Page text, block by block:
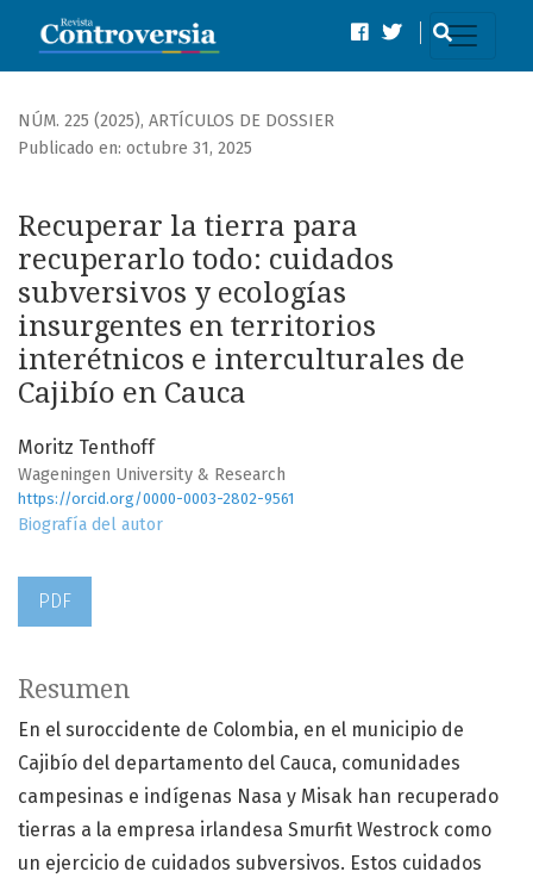
Recuperar la tierra para recuperarlo todo: cuidados
NÚM. 225 (2025), ARTÍCULOS DE DOSSIER
Recuperar la tierra para
recuperarlo todo: cuidados
subversivos y ecologías
insurgentes en territorios
interétnicos e interculturales de
Cajibío en Cauca
Publicado en: octubre 31, 2025
Moritz Tenthoff
Wageningen University & Research
https://orcid.org/0000-0003-2802-9561
Biografía del autor
PDF
Resumen
En el suroccidente de Colombia, en el municipio de
Cajibío del departamento del Cauca, comunidades
campesinas e indígenas Nasa y Misak han recuperado
tierras a la empresa irlandesa Smurfit Westrock como
un ejercicio de cuidados subversivos. Estos cuidados